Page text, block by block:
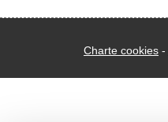
Charte cookies